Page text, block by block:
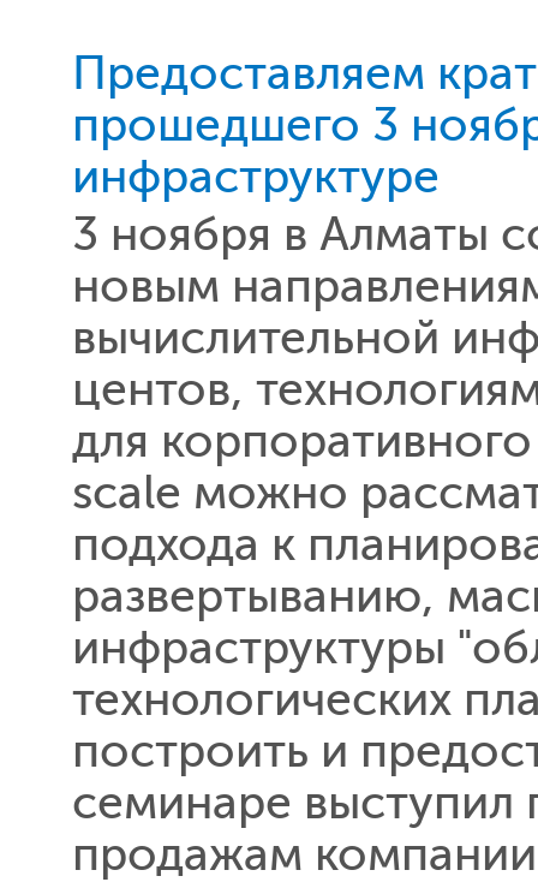
Предоставляем
прошедшего 3
инфраструктуре
3 ноября в Алматы
новым
вычислительной
центов,
для
scale можно
подхода к
развертыванию,
инфраструктуры
технологических
построить и
семинаре выступил
продажам